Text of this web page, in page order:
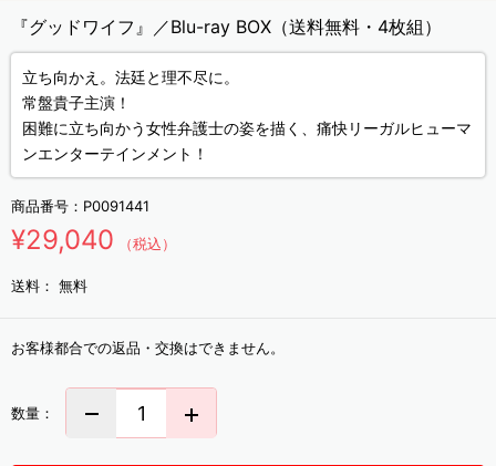
『グッドワイフ』／Blu-ray BOX（送料無料・4枚組）
立ち向かえ。法廷と理不尽に。
常盤貴子主演！
困難に立ち向かう女性弁護士の姿を描く、痛快リーガルヒューマ
ンエンターテインメント！
商品番号： P0091441
¥29,040 （税込）
送料： 無料
お客様都合での返品・交換はできません。
数量：